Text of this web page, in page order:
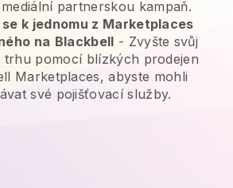
partnerskou kampaň.
k jednomu z Marketplaces
na Blackbell - Zvyšte svůj
trhu pomocí blízkých prodejen
Marketplaces, abyste mohli
své pojišťovací služby.